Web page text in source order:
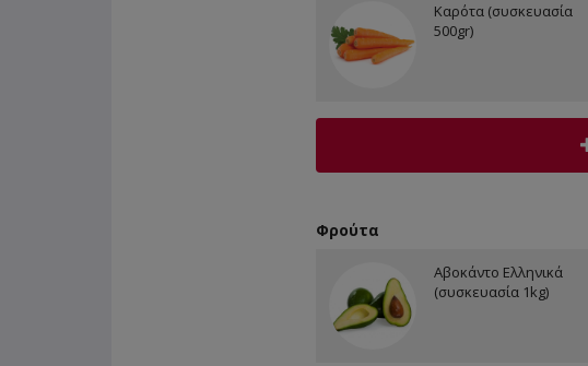
Καρότα (συσκευασία
500gr)
Φρούτα
Αβοκάντο Ελληνικά
(συσκευασία 1kg)